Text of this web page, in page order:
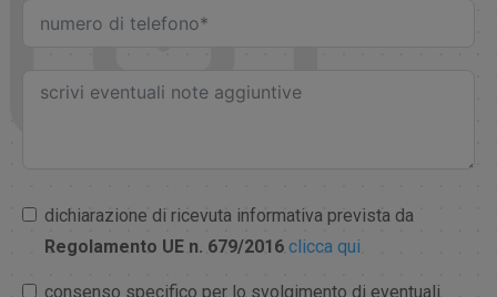
dichiarazione di ricevuta informativa prevista da
Regolamento UE n. 679/2016 clicca qui
consenso specifico per lo svolgimento di eventuali